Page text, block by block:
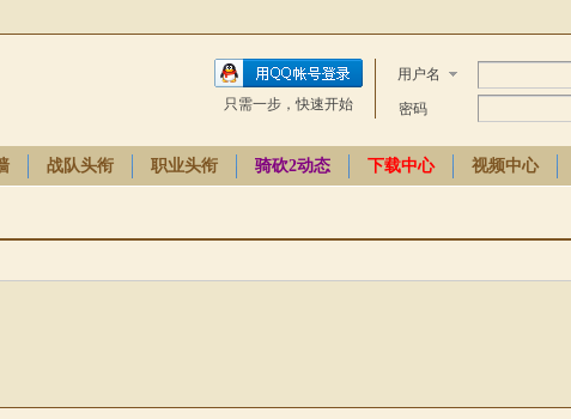
用户名
密码
只需一步，快速开始
战队头衔 职业头衔 骑砍2动态 下载中心 视频中心